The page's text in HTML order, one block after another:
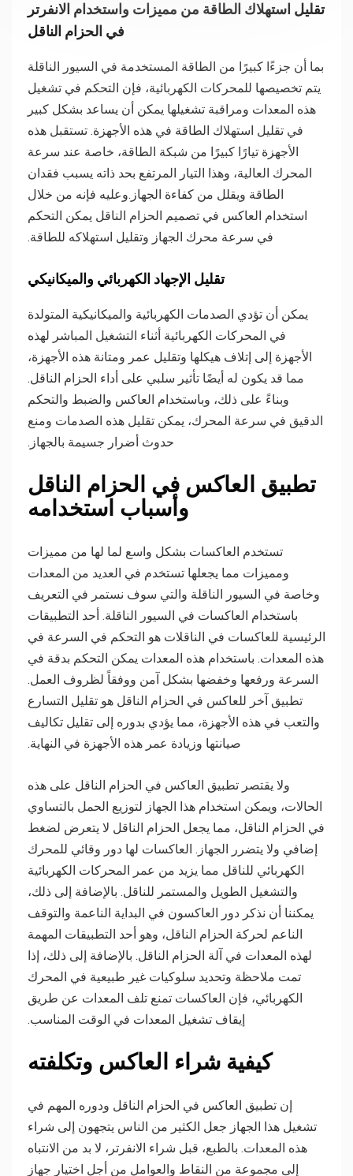
تقليل استهلاك الطاقة من مميزات واستخدام الانفرتر
في الحزام الناقل
بما أن جزءًا كبيرًا من الطاقة المستخدمة في السيور الناقلة
يتم تخصيصها للمحركات الكهربائية، فإن التحكم في تشغيل
هذه المعدات ومراقبة تشغيلها يمكن أن يساعد بشكل كبير
في تقليل استهلاك الطاقة في هذه الأجهزة. تستقبل هذه
الأجهزة تيارًا كبيرًا من شبكة الطاقة، خاصة عند سرعة
المحرك العالية، وهذا التيار المرتفع بحد ذاته يسبب فقدان
الطاقة ويقلل من كفاءة الجهاز.وعليه فإنه من خلال
استخدام العاكس في تصميم الحزام الناقل يمكن التحكم
في سرعة محرك الجهاز وتقليل استهلاكه للطاقة.
تقليل الإجهاد الكهربائي والميكانيكي
يمكن أن تؤدي الصدمات الكهربائية والميكانيكية المتولدة
في المحركات الكهربائية أثناء التشغيل المباشر لهذه
الأجهزة إلى إتلاف هيكلها وتقليل عمر ومتانة هذه الأجهزة،
مما قد يكون له أيضًا تأثير سلبي على أداء الحزام الناقل.
وبناءً على ذلك، وباستخدام العاكس والضبط والتحكم
الدقيق في سرعة المحرك، يمكن تقليل هذه الصدمات ومنع
حدوث أضرار جسيمة بالجهاز.
تطبيق العاكس في الحزام الناقل
وأسباب استخدامه
تستخدم العاكسات بشكل واسع لما لها من مميزات
ومميزات مما يجعلها تستخدم في العديد من المعدات
وخاصة في السيور الناقلة والتي سوف نستمر في التعريف
باستخدام العاكسات في السيور الناقلة. أحد التطبيقات
الرئيسية للعاكسات في الناقلات هو التحكم في السرعة في
هذه المعدات. باستخدام هذه المعدات يمكن التحكم بدقة في
السرعة ورفعها وخفضها بشكل آمن ووفقاً لظروف العمل.
تطبيق آخر للعاكس في الحزام الناقل هو تقليل التسارع
والتعب في هذه الأجهزة، مما يؤدي بدوره إلى تقليل تكاليف
صيانتها وزيادة عمر هذه الأجهزة في النهاية.
ولا يقتصر تطبيق العاكس في الحزام الناقل على هذه
الحالات، ويمكن استخدام هذا الجهاز لتوزيع الحمل بالتساوي
في الحزام الناقل، مما يجعل الحزام الناقل لا يتعرض لضغط
إضافي ولا يتضرر الجهاز. العاكسات لها دور وقائي للمحرك
الكهربائي للناقل مما يزيد من عمر المحركات الكهربائية
والتشغيل الطويل والمستمر للناقل. بالإضافة إلى ذلك،
يمكننا أن نذكر دور العاكسون في البداية الناعمة والتوقف
الناعم لحركة الحزام الناقل، وهو أحد التطبيقات المهمة
لهذه المعدات في آلة الحزام الناقل. بالإضافة إلى ذلك، إذا
تمت ملاحظة وتحديد سلوكيات غير طبيعية في المحرك
الكهربائي، فإن العاكسات تمنع تلف المعدات عن طريق
إيقاف تشغيل المعدات في الوقت المناسب.
كيفية شراء العاكس وتكلفته
إن تطبيق العاكس في الحزام الناقل ودوره المهم في
تشغيل هذا الجهاز جعل الكثير من الناس يتجهون إلى شراء
هذه المعدات. بالطبع، قبل شراء الانفرتر، لا بد من الانتباه
إلى مجموعة من النقاط والعوامل من أجل اختيار جهاز